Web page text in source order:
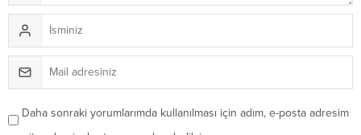
Daha sonraki yorumlarımda kullanılması için adım, e-posta adresim